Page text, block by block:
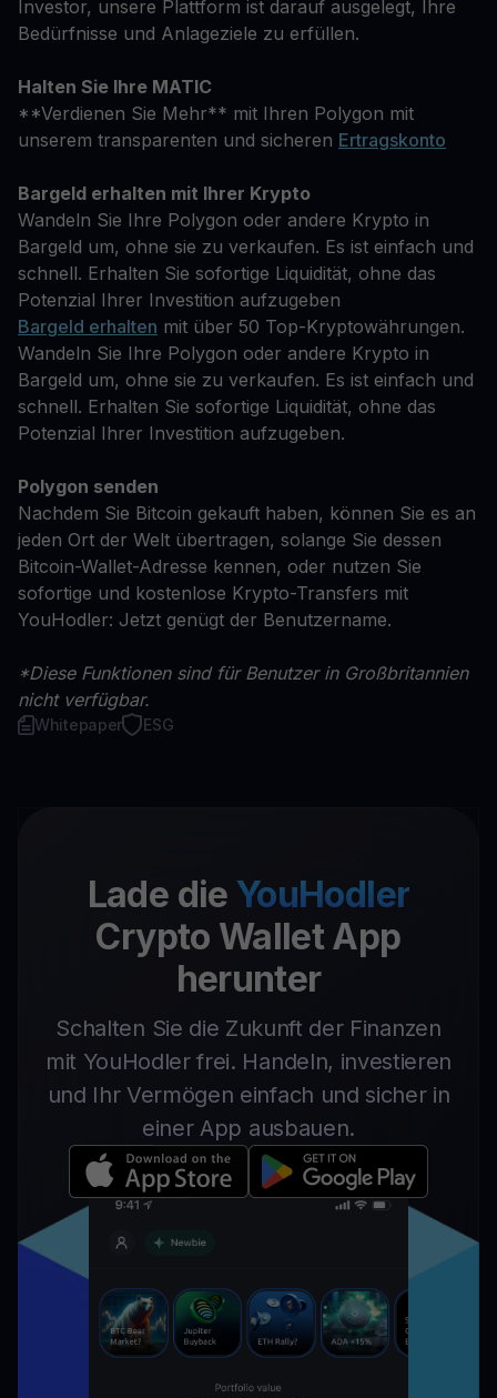
Investor, unsere Plattform ist darauf ausgelegt, Ihre
Bedürfnisse und Anlageziele zu erfüllen.
Halten Sie Ihre MATIC
**Verdienen Sie Mehr** mit Ihren Polygon mit
unserem transparenten und sicheren Ertragskonto
Bargeld erhalten mit Ihrer Krypto
Wandeln Sie Ihre Polygon oder andere Krypto in
Bargeld um, ohne sie zu verkaufen. Es ist einfach und
schnell. Erhalten Sie sofortige Liquidität, ohne das
Potenzial Ihrer Investition aufzugeben
Bargeld erhalten mit über 50 Top-Kryptowährungen.
Wandeln Sie Ihre Polygon oder andere Krypto in
Bargeld um, ohne sie zu verkaufen. Es ist einfach und
schnell. Erhalten Sie sofortige Liquidität, ohne das
Potenzial Ihrer Investition aufzugeben.
Polygon senden
Nachdem Sie Bitcoin gekauft haben, können Sie es an
jeden Ort der Welt übertragen, solange Sie dessen
Bitcoin-Wallet-Adresse kennen, oder nutzen Sie
sofortige und kostenlose Krypto-Transfers mit
YouHodler: Jetzt genügt der Benutzername.
*Diese Funktionen sind für Benutzer in Großbritannien
nicht verfügbar.
Whitepaper ESG
Lade die YouHodler
Crypto Wallet App
herunter
Schalten Sie die Zukunft der Finanzen
mit YouHodler frei. Handeln, investieren
und Ihr Vermögen einfach und sicher in
einer App ausbauen.